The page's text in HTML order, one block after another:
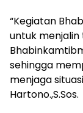
“Kegiatan
untuk
sehingga
menjaga
Hartono.,S.Sos.